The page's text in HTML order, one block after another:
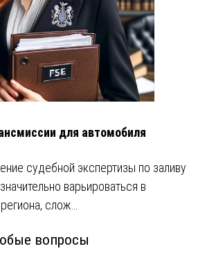
для автомобиля
судебной экспертизы по заливу
варьироваться в
слож…
вопросы